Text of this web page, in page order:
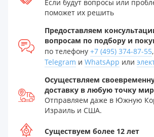
Если будут вопросы или
поможет их решить
Предоставляем
вопросам по подбору и
по телефону +7 (495) 374-87-55
Telegram и WhatsApp или
Осуществляем
доставку в любую точку
Отправляем даже в Южную
Израиль и США.
Существуем более 12 лет